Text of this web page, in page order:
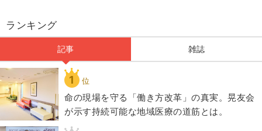
ランキング
記事 雑誌
1 位
​命の現場を守る「働き方改革」の真実。晃友会
が示す持続可能な地域医療の道筋とは。